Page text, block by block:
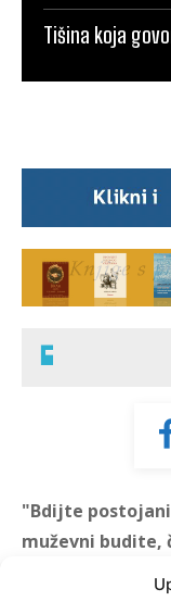
Tišina koja
"Bdijte
muževni budite,